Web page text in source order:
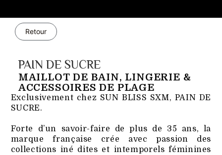
Retour
PAIN DE SUCRE
MAILLOT DE BAIN, LINGERIE &
ACCESSOIRES DE PLAGE
Exclusivement chez SUN BLISS SXM, PAIN DE
SUCRE.
Forte d’un savoir-faire de plus de 35 ans, la
marque française crée avec passion des
collections iné dites et intemporels féminines